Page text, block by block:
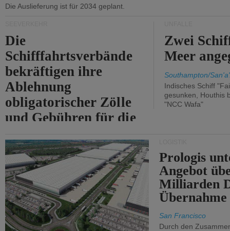
Die Auslieferung ist für 2034 geplant.
Die
Schifffahrtsverbände
bekräftigen ihre
Ablehnung
obligatorischer Zölle
und Gebühren für die
von Hormuz.
Zwei
Meer
Southampton/
Indisches Schiff
gesunken, Houthis
"NCC Wafa"
Prologis
Angebot
Milliarden
Übernahme
San Francisco
Durch den